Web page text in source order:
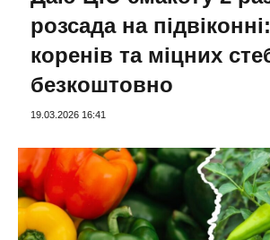
розсада на
коренів та міцних
безкоштовно
19.03.2026 16:41